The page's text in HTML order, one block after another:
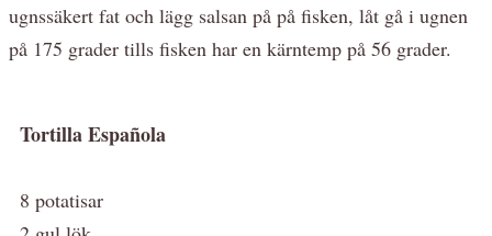
ugnssäkert fat och lägg salsan på på fisken, låt gå i ugnen
på 175 grader tills fisken har en kärntemp på 56 grader.
Tortilla Española
8 potatisar